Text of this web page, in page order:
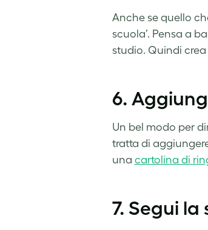
Anche se quello
scuola’. Pensa a
studio. Quindi
6.
Un bel modo per
tratta di
una cartolina di
7. Segui